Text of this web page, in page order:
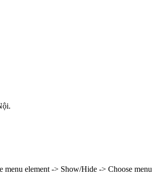
element -> Show/Hide -> Choose menu